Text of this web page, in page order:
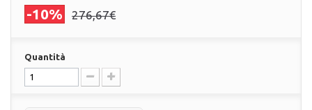
-10% 276,67€
Quantità